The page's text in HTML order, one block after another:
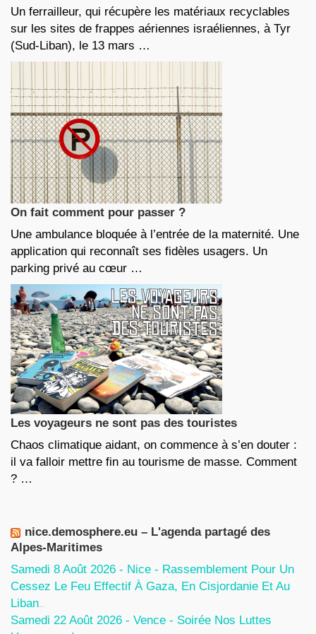
Un ferrailleur, qui récupère les matériaux recyclables
sur les sites de frappes aériennes israéliennes, à Tyr
(Sud-Liban), le 13 mars …
On fait comment pour passer ?
Une ambulance bloquée à l’entrée de la maternité. Une
application qui reconnaît ses fidèles usagers. Un
parking privé au cœur …
Les voyageurs ne sont pas des touristes
Chaos climatique aidant, on commence à s’en douter :
il va falloir mettre fin au tourisme de masse. Comment
? …
nice.demosphere.eu – L'agenda partagé des
Alpes-Maritimes
Samedi 8 Août 2026 - Nice - Rassemblement Pour Un
Cessez Le Feu Effectif À Gaza, En Cisjordanie Et Au
Liban
Samedi 22 Août 2026 - Vence - Soirée Nos Luttes